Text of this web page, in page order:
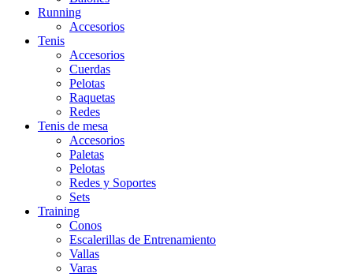
Running
Accesorios
Tenis
Accesorios
Cuerdas
Pelotas
Raquetas
Redes
Tenis de mesa
Accesorios
Paletas
Pelotas
Redes y Soportes
Sets
Training
Conos
Escalerillas de Entrenamiento
Vallas
Varas